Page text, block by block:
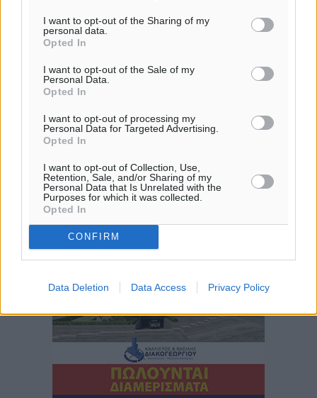
I want to opt-out of the Sharing of my
personal data.
Opted In
I want to opt-out of the Sale of my
Personal Data.
Opted In
I want to opt-out of processing my
Personal Data for Targeted Advertising.
Opted In
I want to opt-out of Collection, Use,
Retention, Sale, and/or Sharing of my
Personal Data that Is Unrelated with the
Purposes for which it was collected.
Opted In
CONFIRM
Data Deletion Data Access Privacy Policy
Τοπικές Ειδήσεις• πριν 8 ώρες
Ρόδο ο Πρέσβης της Βραζιλίας στην Ελλάδα
Τοπικές Ειδήσεις
Γερμανική αγορά: Έλλειψη προσιτών ξενοδοχείων
επίκεντρο και η Ελλάδα
Ειδήσεις• πριν 9 ώρες
Νέο ξενοδοχείο στη Ρόδο για την H Hotels –
Χατζηλαζάρου – Προχωρά καινούργιο ξενοδοχείο
στην Κω
Αυτοκίνητο μπήκε παράνομα σε μονόδρομο στο
Μαστιχάρι – Αναποδογύρισε όχημα με μητέρα και
Τοπικές Ειδήσεις• πριν 10 ώρες
Περισσότερες ειδήσεις